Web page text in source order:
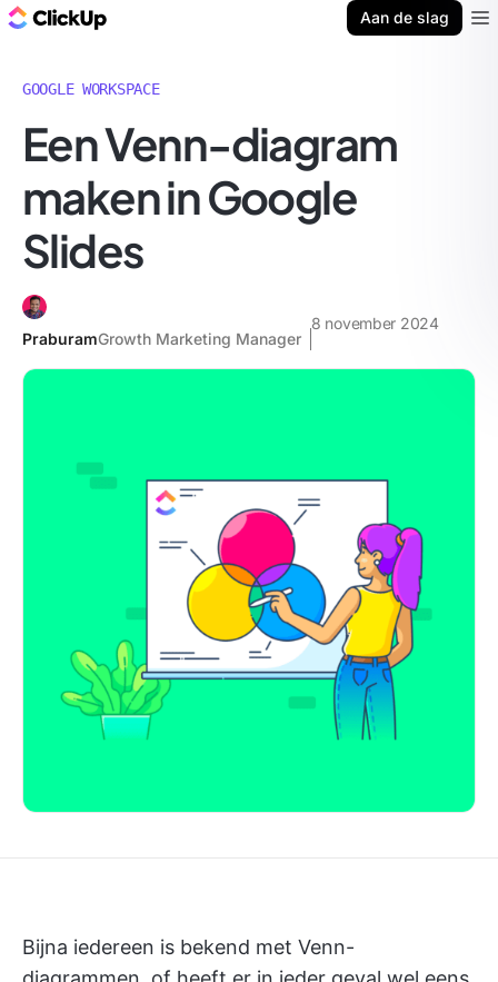
Aan de slag
GOOGLE WORKSPACE
Een Venn-diagram
maken in Google
Slides
PraburamGrowth Marketing Manager
8 november 2024
Bijna iedereen is bekend met Venn-